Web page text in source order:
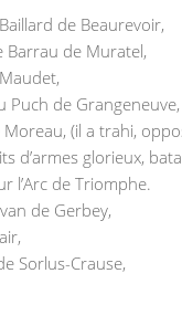
de Beaurevoir,
Barrau de Muratel,
Puch de Grangeneuve,
Moreau, (il a trahi,
d’armes glorieux,
l’Arc de Triomphe.
de Gerbey,
Sorlus-Crause,